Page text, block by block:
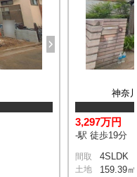
神奈
3,297万円
-駅 徒歩19分
間取 4SLDK
土地 159.39㎡